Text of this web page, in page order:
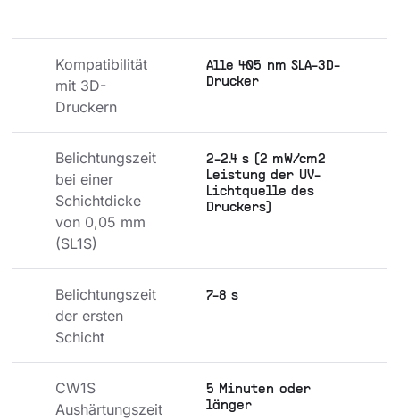
Kompatibilität
mit 3D-
Druckern
Alle 405 nm SLA-3D-
Drucker
Belichtungszeit
bei einer
Schichtdicke
von 0,05 mm
(SL1S)
2-2.4 s (2 mW/cm2
Leistung der UV-
Lichtquelle des
Druckers)
Belichtungszeit
der ersten
Schicht
7-8 s
CW1S
Aushärtungszeit
5 Minuten oder
länger